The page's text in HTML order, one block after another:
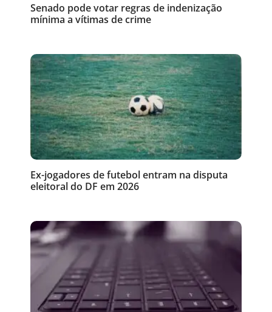
Senado pode votar regras de indenização
mínima a vítimas de crime
Ex-jogadores de futebol entram na disputa
eleitoral do DF em 2026